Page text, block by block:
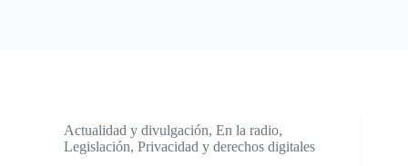
Actualidad y divulgación, En la radio,
Legislación, Privacidad y derechos digitales